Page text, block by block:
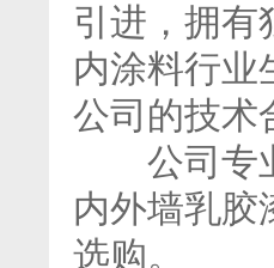
引进，拥有
内涂料行业
公司的技术
公司专业
内外墙乳胶
选购。